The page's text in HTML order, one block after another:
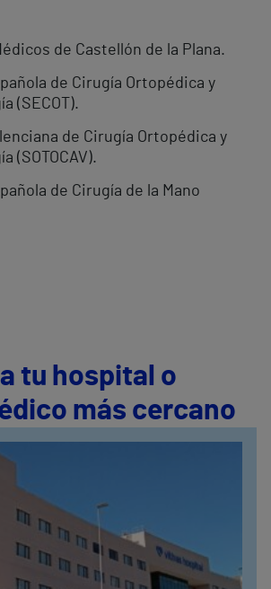
de Castellón de la Plana.
de Cirugía Ortopédica y
(SECOT).
de Cirugía Ortopédica y
(SOTOCAV).
de Cirugía de la Mano
tu hospital o
más cercano